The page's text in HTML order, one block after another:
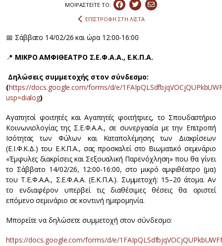
ΜΟΙΡΑΣΤEIΤΕ ΤΟ:
ΕΠΙΣΤΡΟΦΗ ΣΤΗ ΛΙΣΤΑ
📅 Σάββατο 14/02/26 και ώρα 12:00-16:00
📍 ΜΙΚΡΟ ΑΜΦΙΘΕΑΤΡΟ Σ.Ε.Φ.Α.Α., Ε.Κ.Π.Α.
Δηλώσεις συμμετοχής στον σύνδεσμο:
(https://docs.google.com/forms/d/e/
usp=dialog)
Αγαπητοί φοιτητές και Αγαπητές φοιτήτριες, το Σπουδαστήριο
Κοινωνιολογίας της Σ.Ε.Φ.Α.Α., σε συνεργασία με την Επιτροπή
Ισότητας των Φύλων και Καταπολέμησης των Διακρίσεων
(Ε.Ι.Φ.Κ.Δ.) του Ε.Κ.Π.Α., σας προσκαλεί στο Βιωματικό σεμινάριο
«Έμφυλες διακρίσεις και Σεξουαλική Παρενόχληση» που θα γίνει
το Σάββατο 14/02/26, 12:00-16:00, στο μικρό αμφιθέατρο (μα)
του Τ.Ε.Φ.Α.Α., Σ.Ε.Φ.Α.Α. (Ε.Κ.Π.Α.). Συμμετοχή: 15–20 άτομα. Αν
το ενδιαφέρον υπερβεί τις διαθέσιμες θέσεις θα οριστεί
επόμενο σεμινάριο σε κοντινή ημερομηνία.
Μπορείτε να δηλώσετε συμμετοχή στον σύνδεσμο:
https://docs.google.com/forms/d/e/